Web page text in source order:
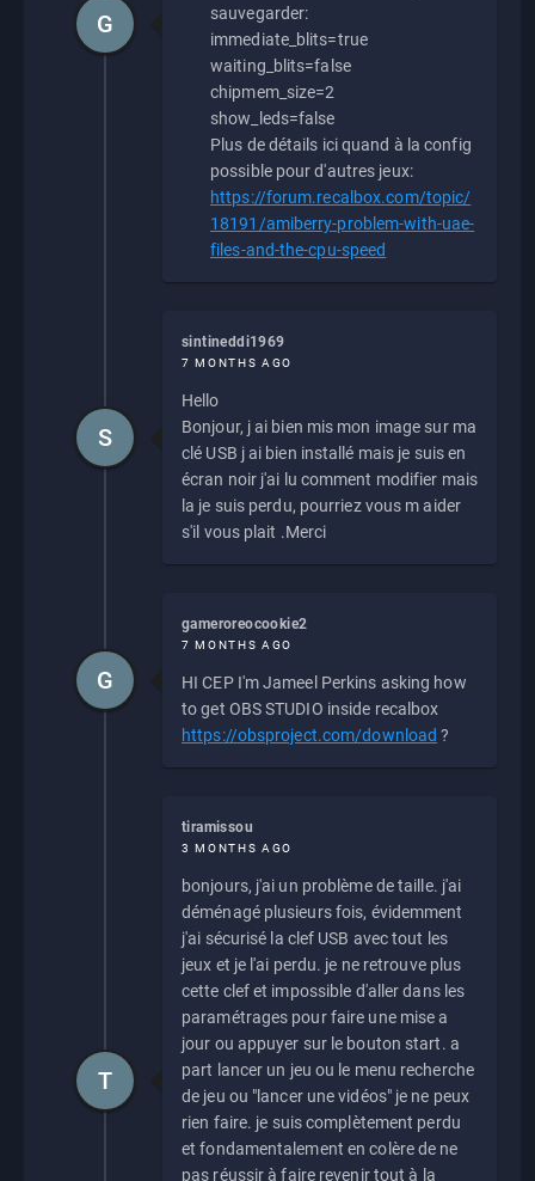
sauvegarder:
immediate_blits=true
waiting_blits=false
chipmem_size=2
show_leds=false
Plus de détails ici quand à la config
possible pour d'autres jeux:
https://forum.recalbox.com/topic/
18191/amiberry-problem-with-uae-
files-and-the-cpu-speed
G
sintineddi1969
7 MONTHS AGO
Hello
Bonjour, j ai bien mis mon image sur ma
clé USB j ai bien installé mais je suis en
écran noir j'ai lu comment modifier mais
la je suis perdu, pourriez vous m aider
s'il vous plait .Merci
S
gameroreocookie2
7 MONTHS AGO
HI CEP I'm Jameel Perkins asking how
to get OBS STUDIO inside recalbox
https://obsproject.com/download ?
G
tiramissou
3 MONTHS AGO
bonjours, j'ai un problème de taille. j'ai
déménagé plusieurs fois, évidemment
j'ai sécurisé la clef USB avec tout les
jeux et je l'ai perdu. je ne retrouve plus
cette clef et impossible d'aller dans les
paramétrages pour faire une mise a
jour ou appuyer sur le bouton start. a
part lancer un jeu ou le menu recherche
de jeu ou "lancer une vidéos" je ne peux
rien faire. je suis complètement perdu
et fondamentalement en colère de ne
pas réussir à faire revenir tout à la
T